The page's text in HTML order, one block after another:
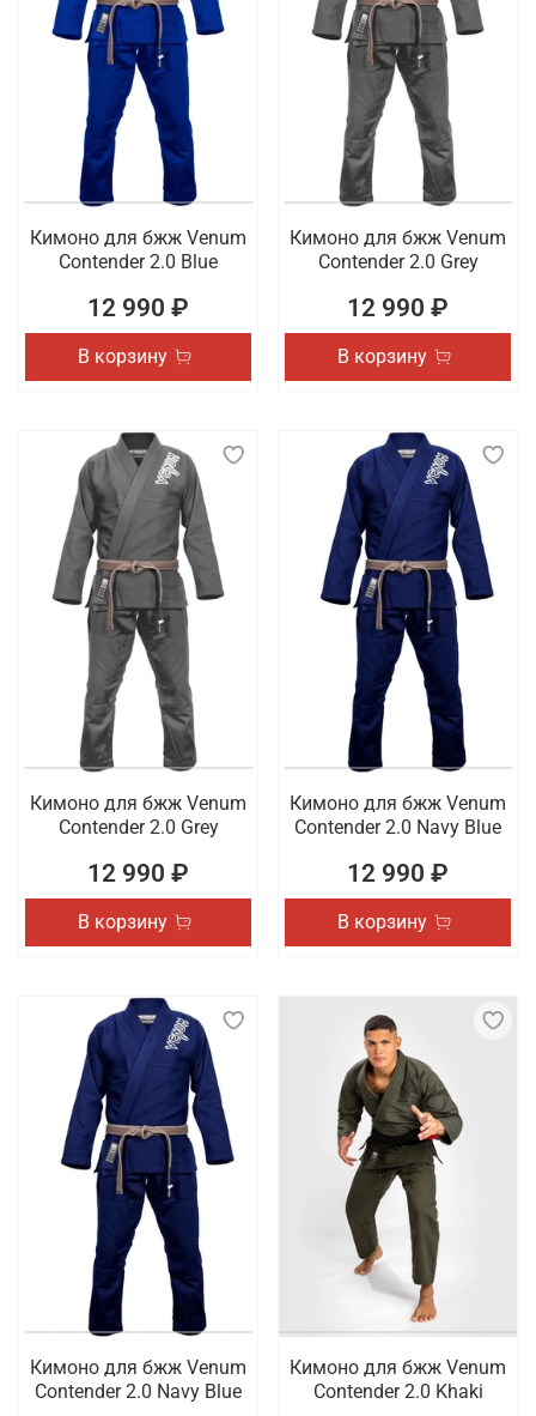
Кимоно для бжж Venum
Contender 2.0 Blue
12 990 ₽
В корзину
Кимоно для бжж Venum
Contender 2.0 Grey
12 990 ₽
В корзину
Кимоно для бжж Venum
Contender 2.0 Grey
12 990 ₽
В корзину
Кимоно для бжж Venum
Contender 2.0 Navy Blue
12 990 ₽
В корзину
Кимоно для бжж Venum
Contender 2.0 Navy Blue
Кимоно для бжж Venum
Contender 2.0 Khaki